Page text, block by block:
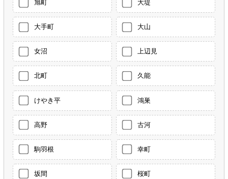
旭町 大堤
大手町 大山
女沼 上辺見
北町 久能
けやき平 鴻巣
高野 古河
駒羽根 幸町
坂間 桜町